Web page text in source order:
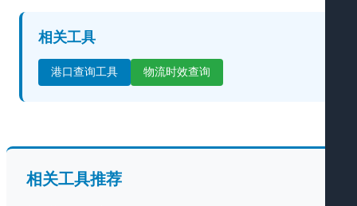
相关工具
港口查询工具 物流时效查询
相关工具推荐